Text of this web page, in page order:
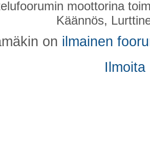
moottorina
Käännös,
on ilmainen